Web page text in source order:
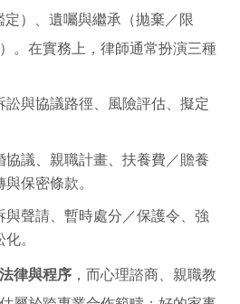
定）、遺囑與繼承（拋棄／限
。在實務上，律師通常扮演三種
訟與協議路徑、風險評估、擬定
協議、親職計畫、扶養費／贍養
保密條款。
與聲請、暫時處分／保護令、強
。
律與程序 ，而心理諮商、親職教